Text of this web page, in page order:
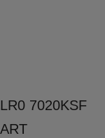
7020KSF